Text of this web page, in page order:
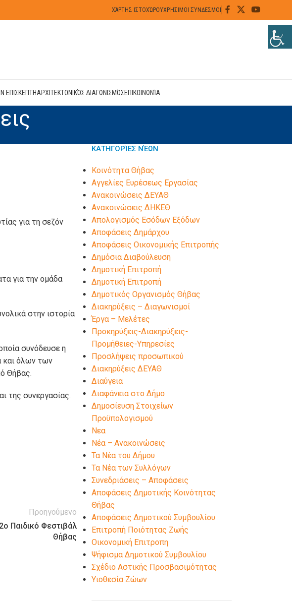
ΧΆΡΤΗΣ ΙΣΤΟΧΏΡΟΥΧΡΉΣΙΜΟΙ ΣΎΝΔΕΣΜΟΙ
ΕΠΙΣΚΕΠΤΗΑΡΧΙΤΕΚΤΟΝΙΚΌΣ ΔΙΑΓΩΝΙΣΜΌΣΕΠΙΚΟΙΝΩΝΊΑ
για τη σεζόν
για την ομάδα
στην ιστορία
συνόδευσε η
και όλων των
Θήβας.
της συνεργασίας.
Προηγούμενο
Παιδικό Φεστιβάλ
Θήβας
ΚΑΤΗΓΟΡΊΕΣ ΝΈΩΝ
Kοινότητα Θήβας
Αγγελίες Ευρέσεως Εργασίας
Ανακοινώσεις ΔΕΥΑΘ
Ανακοινώσεις ΔΗΚΕΘ
Απολογισμός Εσόδων Εξόδων
Αποφάσεις Δημάρχου
Αποφάσεις Οικονομικής Επιτροπής
Δημόσια Διαβούλευση
Δημοτική Επιτροπή
Δημοτική Επιτροπή
Δημοτικός Οργανισμός Θήβας
Διακηρύξεις – Διαγωνισμοί
Έργα – Μελέτες
Προκηρύξεις-Διακηρύξεις-
Προμήθειες-Υπηρεσίες
Προσλήψεις προσωπικού
Διακηρύξεις ΔΕΥΑΘ
Διαύγεια
Διαφάνεια στο Δήμο
Δημοσίευση Στοιχείων
Προϋπολογισμού
Νεα
Νέα – Ανακοινώσεις
Τα Νέα του Δήμου
Τα Νέα των Συλλόγων
Συνεδριάσεις – Αποφάσεις
Αποφάσεις Δημοτικής Κοινότητας
Θήβας
Αποφάσεις Δημοτικού Συμβουλίου
Επιτροπή Ποιότητας Ζωής
Οικονομική Επιτροπη
Ψήφισμα Δημοτικού Συμβουλίου
Σχέδιο Αστικής Προσβασιμότητας
Υιοθεσία Ζώων